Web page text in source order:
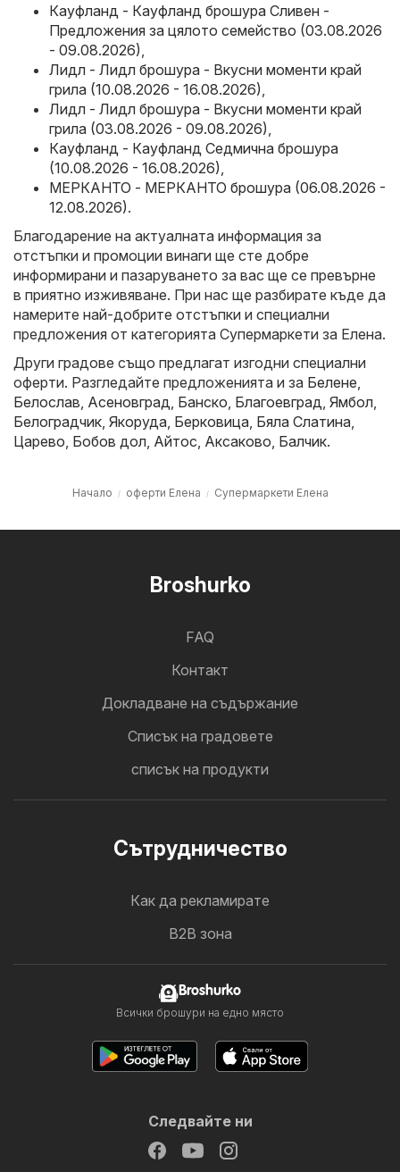
Кауфланд - Кауфланд брошура Сливен -
Предложения за цялото семейство (03.08.2026
- 09.08.2026)
Лидл - Лидл брошура - Вкусни моменти край
грила (10.08.2026 - 16.08.2026)
Лидл - Лидл брошура - Вкусни моменти край
грила (03.08.2026 - 09.08.2026)
Кауфланд - Кауфланд Седмична брошура
(10.08.2026 - 16.08.2026)
МЕРКАНТО - МЕРКАНТО брошура (06.08.2026 -
12.08.2026).
Благодарение на актуалната информация за
отстъпки и промоции винаги ще сте добре
информирани и пазаруването за вас ще се превърне
в приятно изживяване. При нас ще разбирате къде да
намерите най-добрите отстъпки и специални
предложения от категорията Супермаркети за Елена.
Други градове също предлагат изгодни специални
оферти. Разгледайте предложенията и за Белене
Белослав Асеновград Банско Благоевград Ямбол
Белоградчик Якоруда Берковица Бяла Слатина
Царево Бобов дол Айтос Аксаково Балчик.
Начало оферти Елена Супермаркети Елена
Broshurko
FAQ
Контакт
Докладване на съдържание
Cписък на градовете
списък на продукти
Cътрудничество
Как да рекламирате
B2B зона
Broshurko
Всички брошури на едно място
Следвайте ни